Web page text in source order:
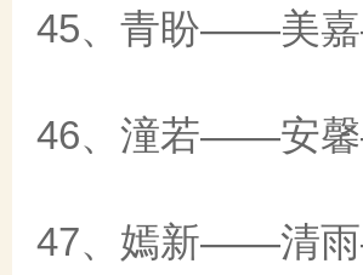
45、青盼——美
46、潼若——安
47、嫣新——清